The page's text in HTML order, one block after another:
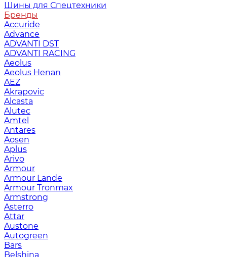
Шины для Спецтехники
Бренды
Accuride
Advance
ADVANTI DST
ADVANTI RACING
Aeolus
Aeolus Henan
AEZ
Akrapovic
Alcasta
Alutec
Amtel
Antares
Aosen
Aplus
Arivo
Armour
Armour Lande
Armour Tronmax
Armstrong
Asterro
Attar
Austone
Autogreen
Bars
Belshina